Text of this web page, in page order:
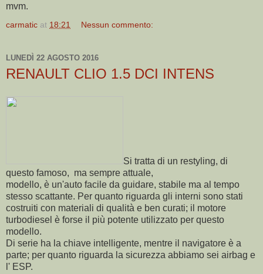
mvm.
carmatic at 18:21 Nessun commento:
LUNEDÌ 22 AGOSTO 2016
RENAULT CLIO 1.5 DCI INTENS
Si tratta di un restyling, di
questo famoso, ma sempre attuale,
modello, è un'auto facile da guidare, stabile ma al tempo
stesso scattante. Per quanto riguarda gli interni sono stati
costruiti con materiali di qualità e ben curati; il motore
turbodiesel è forse il più potente utilizzato per questo
modello.
Di serie ha la chiave intelligente, mentre il navigatore è a
parte; per quanto riguarda la sicurezza abbiamo sei airbag e
l' ESP.